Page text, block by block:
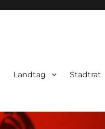
Landtag Stadtrat